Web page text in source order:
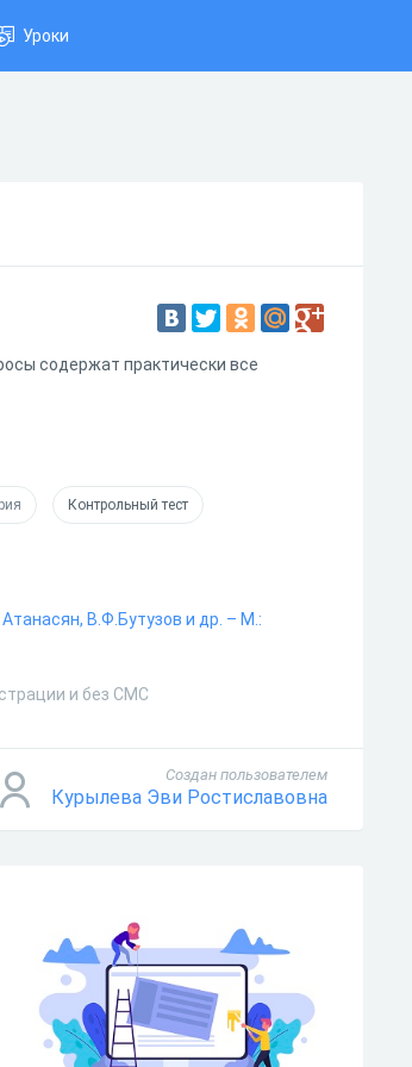
Уроки
содержат практически все
Контрольный тест
В.Ф.Бутузов и др. – М.:
и без СМС
Создан пользователем
Курылева Эви Ростиславовна